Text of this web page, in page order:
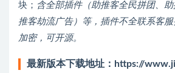
块； 含全部插件（助推客全民拼团、
推客劫流广告）等，插件不全联系客
加密，可开源。
最新版本下载地址： https://